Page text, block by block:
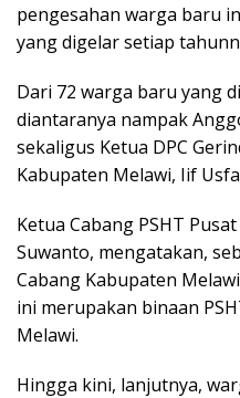
pengesahan warga baru
yang digelar setiap
Dari 72 warga baru yang
diantaranya nampak
sekaligus Ketua DPC
Kabupaten Melawi, Iif
Ketua Cabang PSHT
Suwanto, mengatakan,
Cabang Kabupaten
ini merupakan binaan
Melawi.
Hingga kini, lanjutnya,